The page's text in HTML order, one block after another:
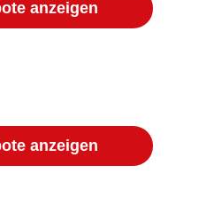
anzeigen
anzeigen